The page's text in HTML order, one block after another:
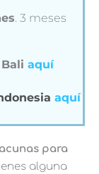
. 3 meses
Baliaquí
aquí
para
alguna